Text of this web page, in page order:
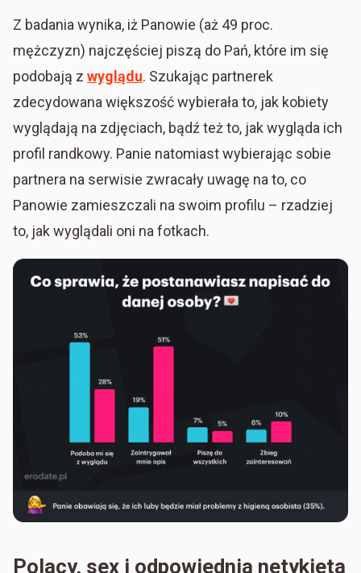
Z badania wynika, iż Panowie (aż 49 proc.
mężczyzn) najczęściej piszą do Pań, które im się
podobają z wyglądu. Szukając partnerek
zdecydowana większość wybierała to, jak kobiety
wyglądają na zdjęciach, bądź też to, jak wygląda ich
profil randkowy. Panie natomiast wybierając sobie
partnera na serwisie zwracały uwagę na to, co
Panowie zamieszczali na swoim profilu – rzadziej
to, jak wyglądali oni na fotkach.
Polacy, sex i odpowiednia netykieta